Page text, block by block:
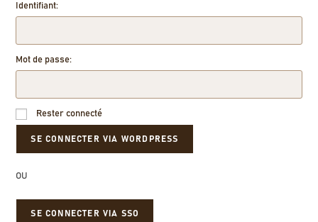
Identifiant:
Mot de passe:
Rester connecté
OU
SE CONNECTER VIA SSO